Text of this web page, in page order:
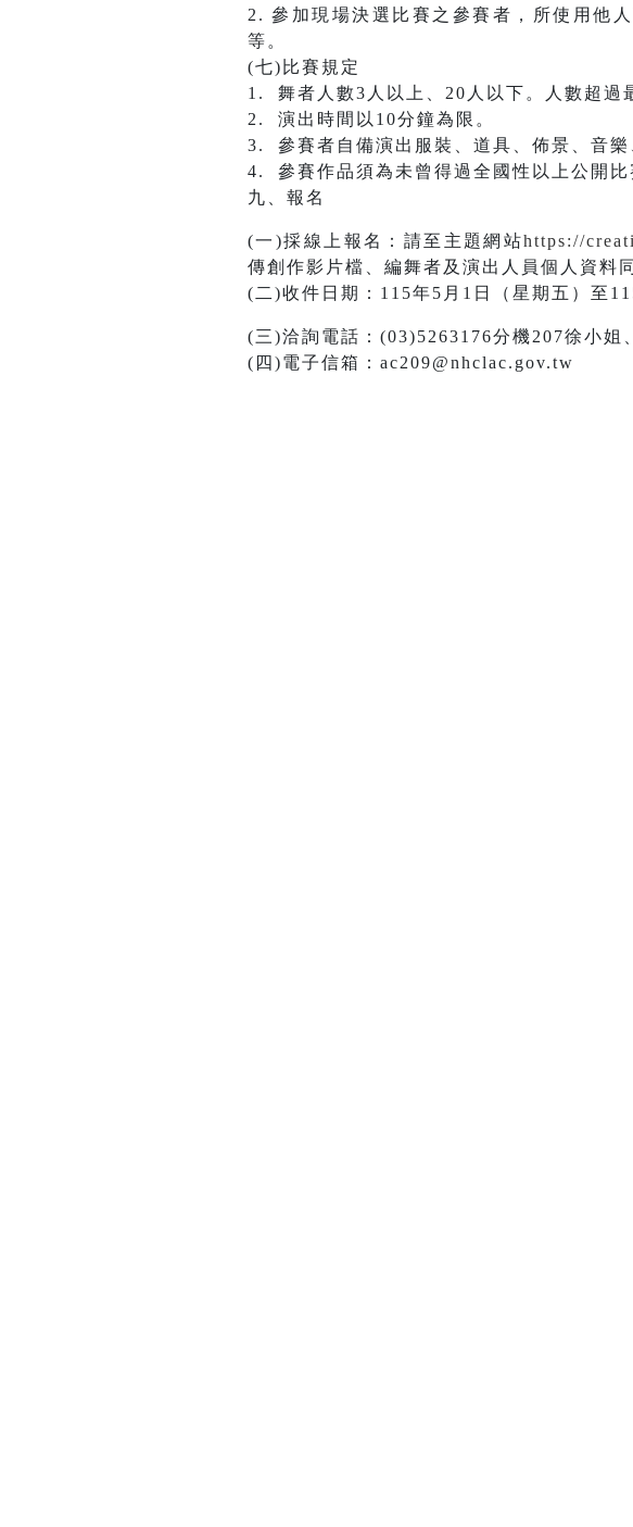
2. 參加現場決選比賽之參賽者，所使用他
等。
(七)比賽規定
1. 舞者⼈數3⼈以上、20⼈以下。⼈數超過
2. 演出時間以10分鐘為限。
3. 參賽者⾃備演出服裝、道具、佈景、⾳樂
4. 參賽作品須為未曾得過全國性以上公開⽐
九、報名
(⼀)採線上報名：請至主題網站https://
傳創作影⽚檔、編舞者及演出⼈員個⼈資料
(⼆)收件⽇期：115年5⽉1⽇（星期五）⾄
(三)洽詢電話：(03)5263176分機207徐⼩姐
(四)電⼦信箱：ac209@nhclac.gov.tw